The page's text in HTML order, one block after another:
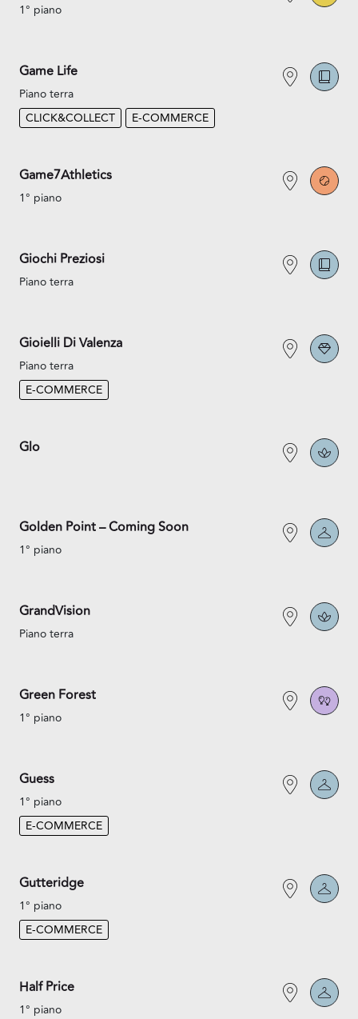
1° piano
Game Life
Piano terra
CLICK&COLLECT
E-COMMERCE
Game7Athletics
1° piano
Giochi Preziosi
Piano terra
Gioielli Di Valenza
Piano terra
E-COMMERCE
Glo
Golden Point – Coming Soon
1° piano
GrandVision
Piano terra
Green Forest
1° piano
Guess
1° piano
E-COMMERCE
Gutteridge
1° piano
E-COMMERCE
Half Price
1° piano